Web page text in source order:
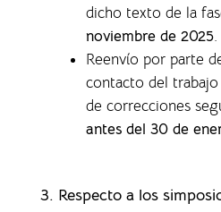
dicho texto de la
noviembre de 2025.
Reenvío por parte
contacto del trabajo
de correcciones
antes del 30 de
3. Respecto a los